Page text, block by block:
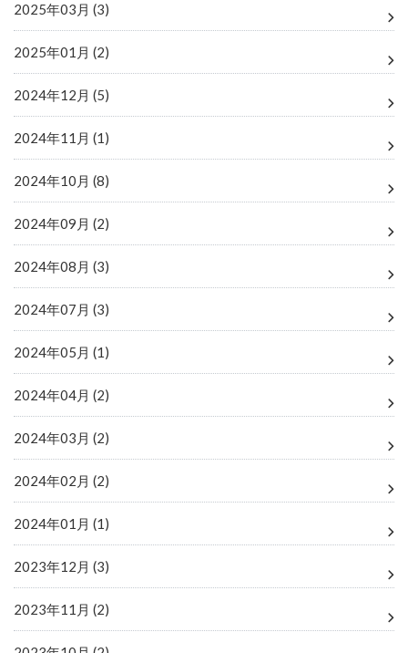
2025年03月 (3)
2025年01月 (2)
2024年12月 (5)
2024年11月 (1)
2024年10月 (8)
2024年09月 (2)
2024年08月 (3)
2024年07月 (3)
2024年05月 (1)
2024年04月 (2)
2024年03月 (2)
2024年02月 (2)
2024年01月 (1)
2023年12月 (3)
2023年11月 (2)